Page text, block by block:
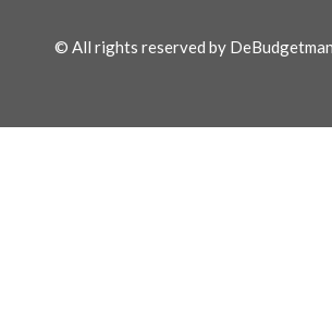
© All rights reserved by